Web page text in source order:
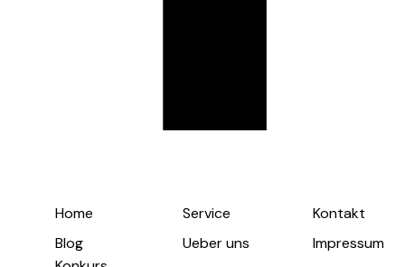
Home
Blog
Service
Ueber uns
Kontakt
Impressum